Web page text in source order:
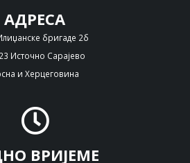
АДРЕСА
бригаде 2б
Источно Сарајево
и Херцеговина
ВРИЈЕМЕ